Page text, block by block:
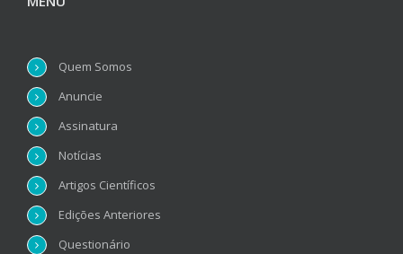
Quem Somos
Anuncie
Assinatura
Notícias
Artigos Científicos
Edições Anteriores
Questionário